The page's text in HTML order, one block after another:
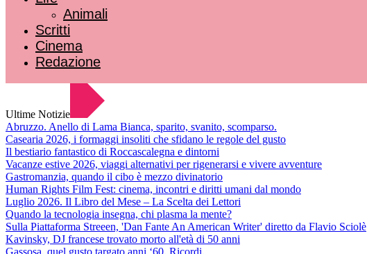
Animali
Scritti
Cinema
Redazione
Ultime Notizie
Abruzzo. Anello di Lama Bianca, sparito, svanito, scomparso.
Casearia 2026, i formaggi insoliti che sfidano le regole del gusto
Il bestiario fantastico di Roccascalegna e dintorni
Vacanze estive 2026, viaggi alternativi per rigenerarsi e vivere avventure
Gastromanzia, quando il cibo è mezzo divinatorio
Human Rights Film Fest: cinema, incontri e diritti umani dal mondo
Luglio 2026. Il Libro del Mese – La Scelta dei Lettori
Quando la tecnologia insegna, chi plasma la mente?
Sulla Piattaforma Streeen, 'Dan Fante An American Writer' diretto da Flavio Sciolè
Kavinsky, DJ francese trovato morto all'età di 50 anni
Gassosa, quel gusto targato anni ‘60. Ricordi.